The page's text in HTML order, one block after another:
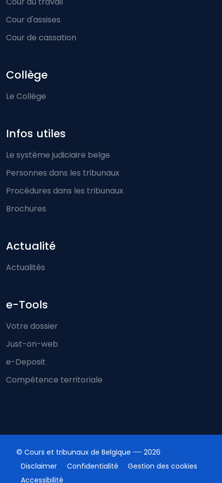
Cour d'assises
Cour de cassation
Collège
Le Collège
Infos utiles
Le système judiciaire belge
Personnes dans les tribunaux
Procédures dans les tribunaux
Brochures
Actualité
Actualités
e-Tools
Votre dossier
Just-on-web
e-Deposit
Compétence territoriale
© Cours et tribunaux de Belgique
2026
Disclaimer
Confidentialité
Gestion des cookies
Accessibilité